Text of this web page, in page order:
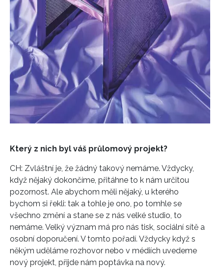
Přihlášením k newsletteru souhlasíte sObchodními
podmínkami společnosti BurdaMedia Extra s.r.o.
potvrzujete, že jste se seznámili seZásadami
ochrany soukromí - BurdaMedia Extra s.r.o. bude s
Vašimi údaji pracovat zejména k organizaci a
vyhodnocení akce a zasílání novinek.
Chcete navíc dostávat i další zajímavé a exkluzivní
informace od našich partnerů? Pokud souhlasíte se
zpracováním údajů k tomuto účelu podle Zásad ochrany
soukromí BurdaMedia Extra s.r.o. , zaškrtněte toto pole.
Který z nich byl váš průlomový projekt?
CH: Zvláštní je, že žádný takový nemáme. Vždycky,
když nějaký dokončíme, přitáhne to k nám určitou
pozornost. Ale abychom měli nějaký, u kterého
bychom si řekli: tak a tohle je ono, po tomhle se
všechno změní a stane se z nás velké studio, to
nemáme. Velký význam má pro nás tisk, sociální sítě a
osobní doporučení. V tomto pořadí. Vždycky když s
někým uděláme rozhovor nebo v médiích uvedeme
nový projekt, přijde nám poptávka na nový.